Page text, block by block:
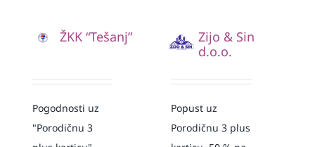
ŽKK “Tešanj”
Pogodnosti uz
"Porodičnu 3
Zijo & Sin
d.o.o.
Popust uz
Porodičnu 3 plus